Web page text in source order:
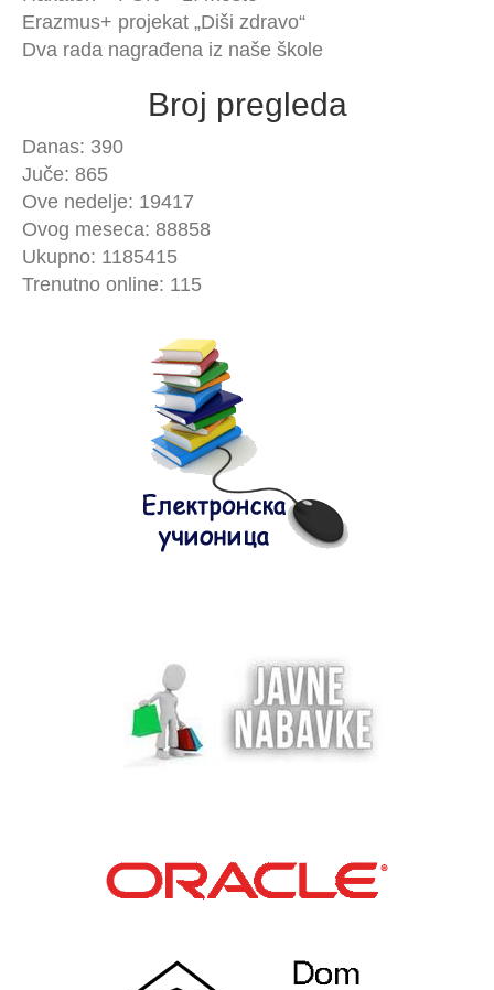
Erazmus+ projekat „Diši zdravo“
Dva rada nagrađena iz naše škole
Broj pregleda
Danas: 390
Juče: 865
Ove nedelje: 19417
Ovog meseca: 88858
Ukupno: 1185415
Trenutno online: 115